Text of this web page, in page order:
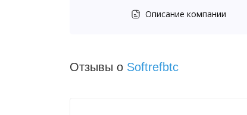
Описание компании
Отзывы о Softrefbtc